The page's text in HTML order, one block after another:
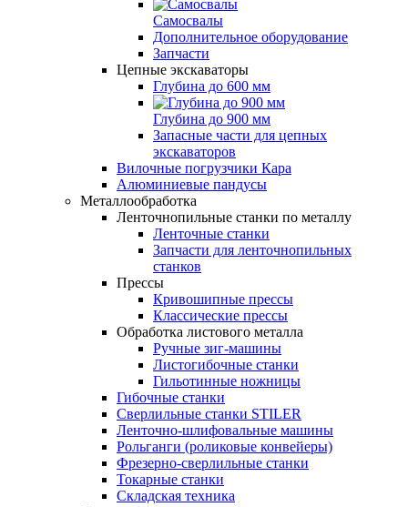
Самосвалы
Дополнительное оборудование
Запчасти
Цепные экскаваторы
Глубина до 600 мм
Глубина до 900 мм
Запасные части для цепных
экскаваторов
Вилочные погрузчики Кара
Алюминиевые пандусы
Металлообработка
Ленточнопильные станки по металлу
Ленточные станки
Запчасти для ленточнопильных
станков
Прессы
Кривошипные прессы
Классические прессы
Обработка листового металла
Ручные зиг-машины
Листогибочные станки
Гильотинные ножницы
Гибочные станки
Сверлильные станки STILER
Ленточно-шлифовальные машины
Рольганги (роликовые конвейеры)
Фрезерно-сверлильные станки
Токарные станки
Складская техника